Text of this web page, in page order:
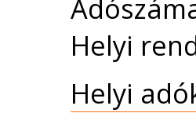
Helyi
Helyi